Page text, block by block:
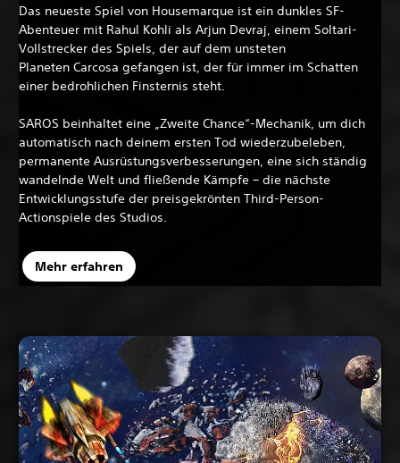
Das neueste Spiel von Housemarque ist ein dunkles SF-
Abenteuer mit Rahul Kohli als Arjun Devraj, einem Soltari-
Vollstrecker des Spiels, der auf dem unsteten
Planeten Carcosa gefangen ist, der für immer im Schatten
einer bedrohlichen Finsternis steht.
SAROS beinhaltet eine „Zweite Chance“-Mechanik, um dich
automatisch nach deinem ersten Tod wiederzubeleben,
permanente Ausrüstungsverbesserungen, eine sich ständig
wandelnde Welt und fließende Kämpfe – die nächste
Entwicklungsstufe der preisgekrönten Third-Person-
Actionspiele des Studios.
Mehr erfahren